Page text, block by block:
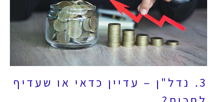
3. נדל"ן – עדיין כדאי או שעדיף